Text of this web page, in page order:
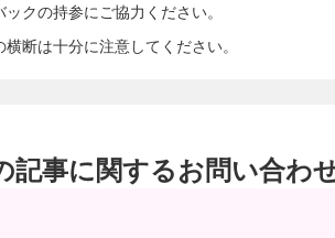
ックの持参にご協力ください。
横断は十分に注意してください。
記事に関するお問い合わ